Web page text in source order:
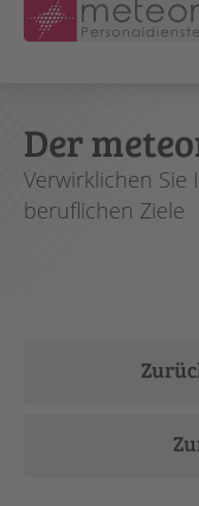
Der
Verwirklichen Sie
beruflichen Ziele